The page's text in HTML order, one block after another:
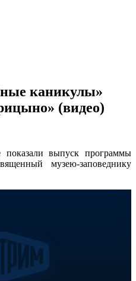
каникулы»
(видео)
выпуск программы
музею-заповеднику